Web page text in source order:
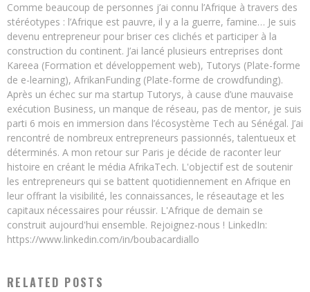
Comme beaucoup de personnes j’ai connu l’Afrique à travers des
stéréotypes : l’Afrique est pauvre, il y a la guerre, famine… Je suis
devenu entrepreneur pour briser ces clichés et participer à la
construction du continent. J’ai lancé plusieurs entreprises dont
Kareea (Formation et développement web), Tutorys (Plate-forme
de e-learning), AfrikanFunding (Plate-forme de crowdfunding).
Après un échec sur ma startup Tutorys, à cause d’une mauvaise
exécution Business, un manque de réseau, pas de mentor, je suis
parti 6 mois en immersion dans l’écosystème Tech au Sénégal. J’ai
rencontré de nombreux entrepreneurs passionnés, talentueux et
déterminés. A mon retour sur Paris je décide de raconter leur
histoire en créant le média AfrikaTech. L'objectif est de soutenir
les entrepreneurs qui se battent quotidiennement en Afrique en
leur offrant la visibilité, les connaissances, le réseautage et les
capitaux nécessaires pour réussir. L'Afrique de demain se
construit aujourd'hui ensemble. Rejoignez-nous ! LinkedIn:
https://www.linkedin.com/in/boubacardiallo
RELATED POSTS